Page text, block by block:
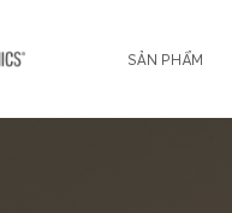
SẢN PHẨM